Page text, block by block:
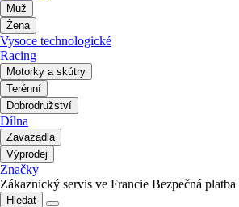
Muž
Žena
Vysoce technologické
Racing
Motorky a skútry
Terénní
Dobrodružství
Dílna
Zavazadla
Výprodej
Značky
Zákaznický servis ve Francie Bezpečná platba
Hledat